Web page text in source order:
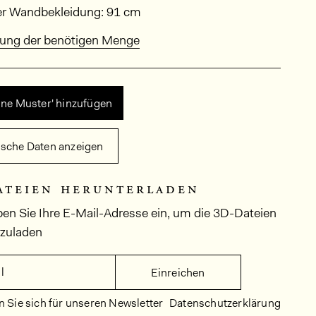
Wandbekleidung: 91 cm
der benötigen Menge
Muster' hinzufügen
Daten anzeigen
herunterladen
Sie Ihre E-Mail-Adresse ein, um die 3D-Dateien
Einreichen
Sie sich für unseren Newsletter Datenschutzerklärung